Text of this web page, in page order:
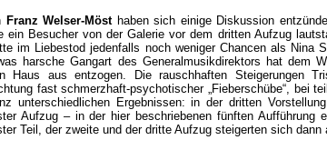
Franz Welser-Mösthaben sich einige Diskussion
ein Besucher von der Galerie vor dem dritten Aufzug
im Liebestod jedenfalls noch weniger Chancen als Nina
harsche Gangart des Generalmusikdirektors hat dem
Haus aus entzogen. Die rauschhaften Steigerungen
fast schmerzhaft-psychotischer „Fieberschübe“, bei
unterschiedlichen Ergebnissen: in der dritten
Aufzug – in der hier beschriebenen fünften Aufführung
Teil, der zweite und der dritte Aufzug steigerten sich dann